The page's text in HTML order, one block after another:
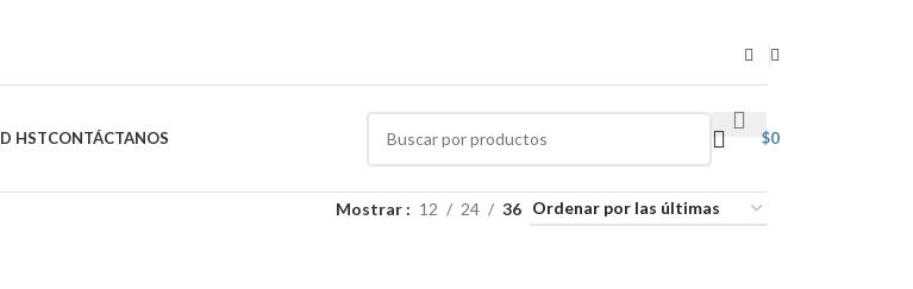
HSTCONTÁCTANOS $0
Mostrar 12 24 36